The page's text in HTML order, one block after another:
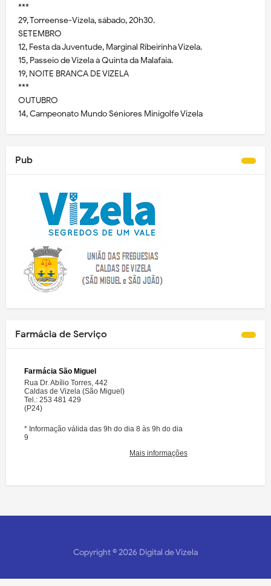
***
29, Torreense-Vizela, sábado, 20h30.
SETEMBRO
12, Festa da Juventude, Marginal Ribeirinha Vizela.
15, Passeio de Vizela à Quinta da Malafaia.
19, NOITE BRANCA DE VIZELA
***
OUTUBRO
14, Campeonato Mundo Séniores Minigolfe Vizela
Pub
Farmácia de Serviço
Copyright ©2026 Digital de Vizela